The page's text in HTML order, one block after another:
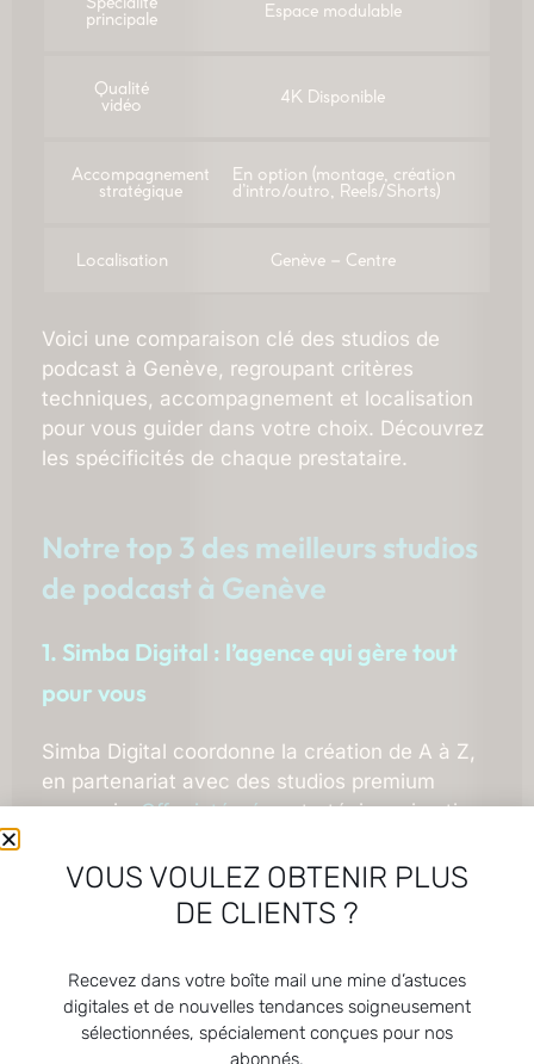
principale Espace modulable
Qualité
vidéo 4K Disponible
Accompagnement
stratégique
En option (montage, création
d’intro/outro, Reels/Shorts)
Localisation Genève – Centre
Voici une comparaison clé des studios de
podcast à Genève, regroupant critères
techniques, accompagnement et localisation
pour vous guider dans votre choix. Découvrez
les spécificités de chaque prestataire.
Notre top 3 des meilleurs studios
de podcast à Genève
1. Simba Digital : l’agence qui gère tout
pour vous
Simba Digital coordonne la création de A à Z,
en partenariat avec des studios premium
genevois.Offre intégrée: stratégie, animation,
interlocuteur. Idéal pour les marques
souhaitant externaliser la logistique, en se
concentrant sur le contenu. Focus sur les
2. Podcast Genève
VOUS VOULEZ OBTENIR PLUS
DE CLIENTS ?
Recevez dans votre boîte mail une mine d’astuces
digitales et de nouvelles tendances soigneusement
sélectionnées, spécialement conçues pour nos
abonnés.